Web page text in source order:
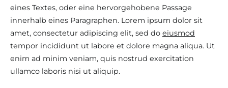
eines Textes, oder eine hervorgehobene Passage
innerhalb eines Paragraphen. Lorem ipsum dolor sit
amet, consectetur adipiscing elit, sed do eiusmod
tempor incididunt ut labore et dolore magna aliqua. Ut
enim ad minim veniam, quis nostrud exercitation
ullamco laboris nisi ut aliquip.